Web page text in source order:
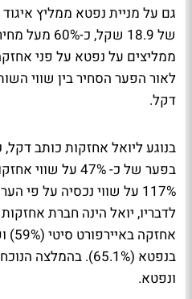
גם על מניית נפטא ממליץ
של 18.9 שקל,
לאור הפער הסחיר בין שווי
דקל.
בנוגע ליואל אחזקות כותב
בפער של כ- 47%
117% על שווי נכסיה על פי
לדבריו, יואל הינה חברת
בנפטא (65.1%).
ונפטא.